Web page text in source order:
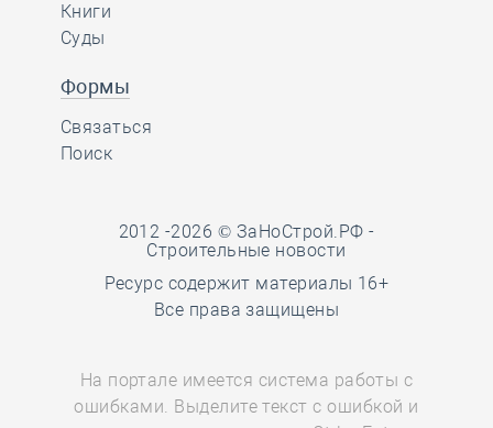
Книги
Суды
Формы
Связаться
Поиск
2012 -2026 © ЗаНоСтрой.РФ -
Строительные новости
Ресурс содержит материалы 16+
Все права защищены
На портале имеется система работы с
ошибками. Выделите текст с ошибкой и